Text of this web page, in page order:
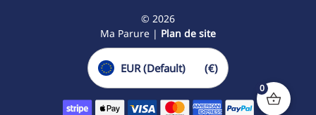
© 2026
Ma Parure | Plan de site
(€)
EUR (Default)
0